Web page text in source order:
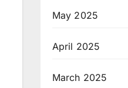
May 2025
April 2025
March 2025